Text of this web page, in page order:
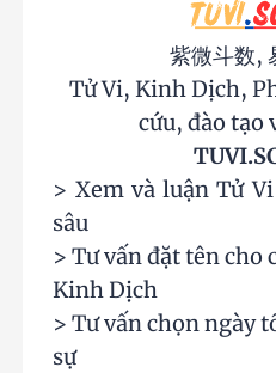
紫微斗数,
Tử Vi, Kinh Dịch,
cứu, đào tạo
> Xem và luận Tử
sâu
> Tư vấn đặt tên cho
Kinh Dịch
> Tư vấn chọn ngày
sự